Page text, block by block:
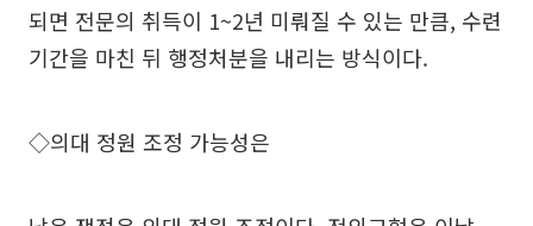
되면 전문의 취득이 1~2년 미뤄질 수 있는 만큼, 수련
기간을 마친 뒤 행정처분을 내리는 방식이다.
◇의대 정원 조정 가능성은